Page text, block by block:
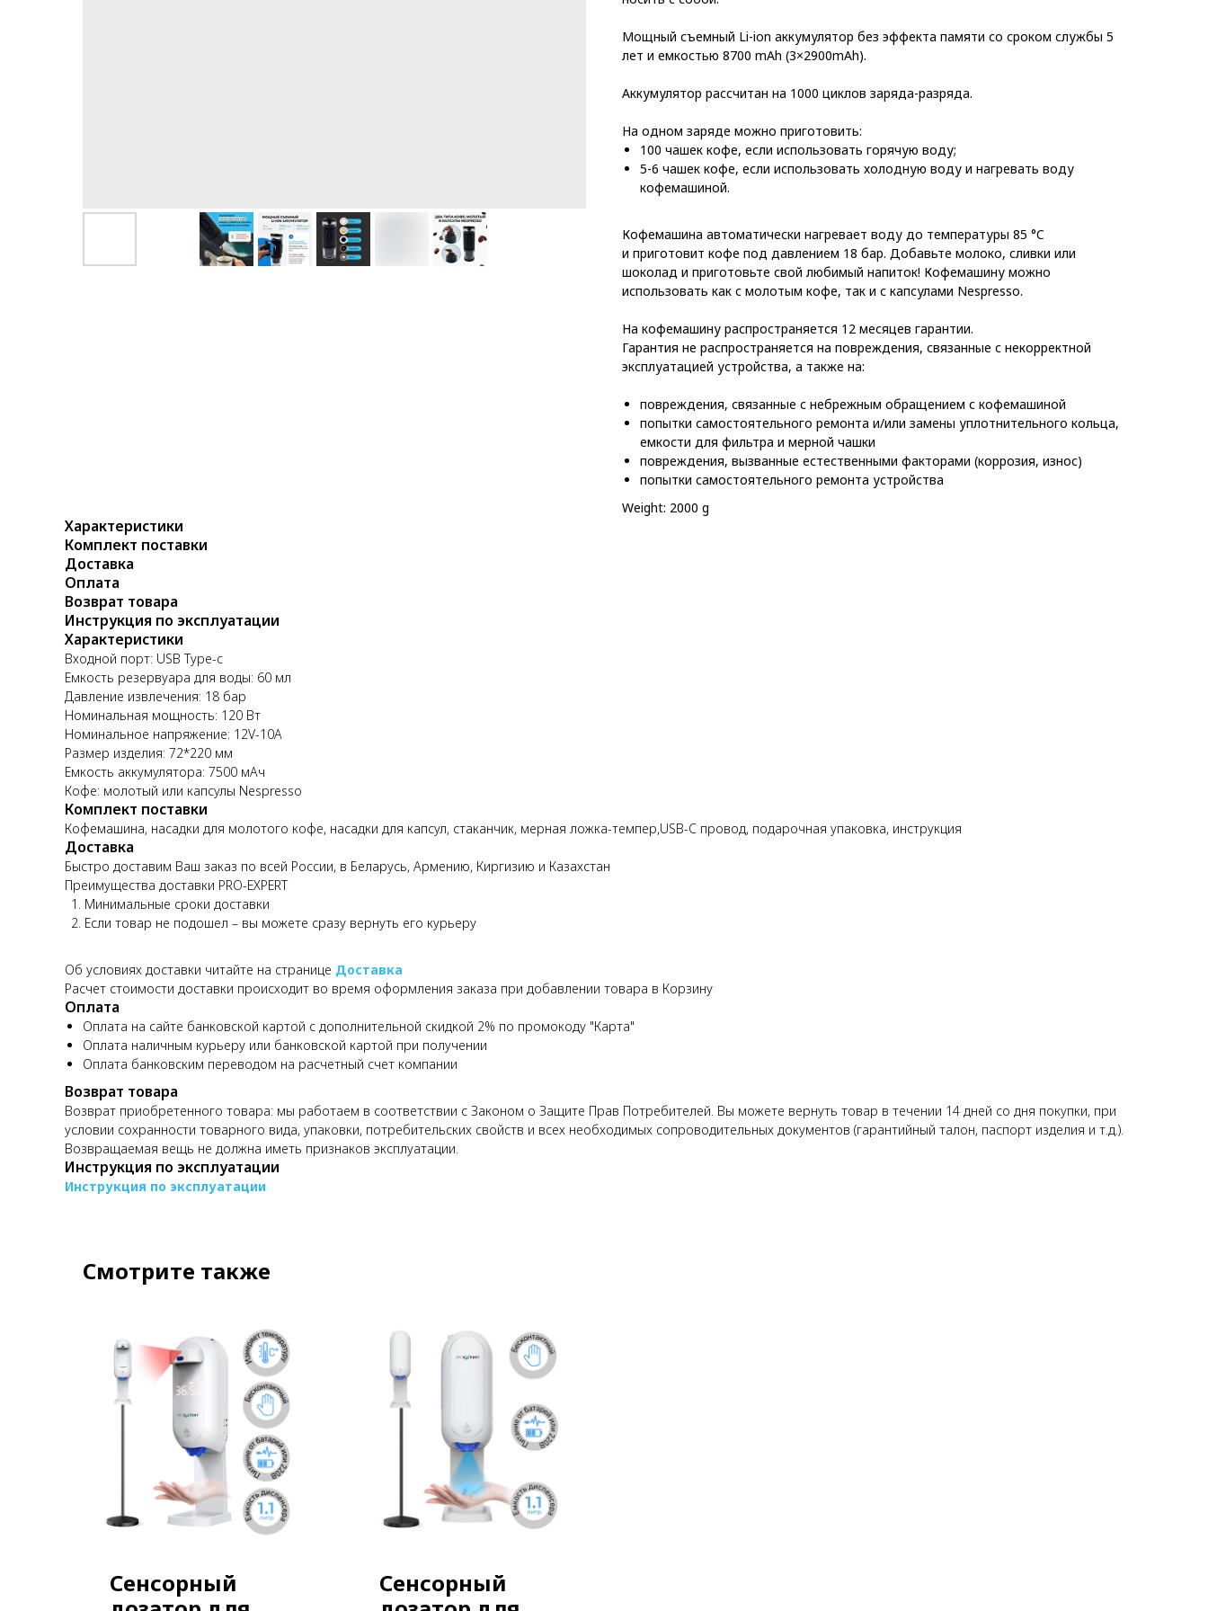
Мощный съемный Li-ion аккумулятор без эффекта памяти со сроком службы 5
лет и емкостью 8700 mAh (3×2900mAh).
Аккумулятор рассчитан на 1000 циклов заряда-разряда.
На одном заряде можно приготовить:
100 чашек кофе, если использовать горячую воду;
5-6 чашек кофе, если использовать холодную воду и нагревать воду
кофемашиной.
Кофемашина автоматически нагревает воду до температуры 85 °C
и приготовит кофе под давлением 18 бар. Добавьте молоко, сливки или
шоколад и приготовьте свой любимый напиток! Кофемашину можно
использовать как с молотым кофе, так и с капсулами Nespresso.
На кофемашину распространяется 12 месяцев гарантии.
Гарантия не распространяется на повреждения, связанные с некорректной
эксплуатацией устройства, а также на:
повреждения, связанные с небрежным обращением с кофемашиной
попытки самостоятельного ремонта и/или замены уплотнительного кольца,
емкости для фильтра и мерной чашки
повреждения, вызванные естественными факторами (коррозия, износ)
попытки самостоятельного ремонта устройства
Weight: 2000 g
Характеристики
Комплект поставки
Доставка
Оплата
Возврат товара
Инструкция по эксплуатации
Характеристики
Входной порт: USB Type-c
Емкость резервуара для воды: 60 мл
Давление извлечения: 18 бар
Номинальная мощность: 120 Вт
Номинальное напряжение: 12V-10A
Размер изделия: 72*220 мм
Емкость аккумулятора: 7500 мАч
Кофе: молотый или капсулы Nespresso
Комплект поставки
Кофемашина, насадки для молотого кофе, насадки для капсул, стаканчик, мерная ложка-темпер,USB-C провод, подарочная упаковка, инструкция
Доставка
Быстро доставим Ваш заказ по всей России, в Беларусь, Армению, Киргизию и Казахстан
Преимущества доставки PRO-EXPERT
Минимальные сроки доставки
Если товар не подошел – вы можете сразу вернуть его курьеру
Об условиях доставки читайте на странице Доставка
Расчет стоимости доставки происходит во время оформления заказа при добавлении товара в Корзину
Оплата
Оплата на сайте банковской картой с дополнительной скидкой 2% по промокоду "Карта"
Оплата наличным курьеру или банковской картой при получении
Оплата банковским переводом на расчетный счет компании
Возврат товара
Возврат приобретенного товара: мы работаем в соответствии с Законом о Защите Прав Потребителей. Вы можете вернуть товар в течении 14 дней со дня покупки, при
условии сохранности товарного вида, упаковки, потребительских свойств и всех необходимых сопроводительных документов (гарантийный талон, паспорт изделия и т.д.).
Возвращаемая вещь не должна иметь признаков эксплуатации.
Инструкция по эксплуатации
Инструкция по эксплуатации
Смотрите также
Сенсорный
Сенсорный